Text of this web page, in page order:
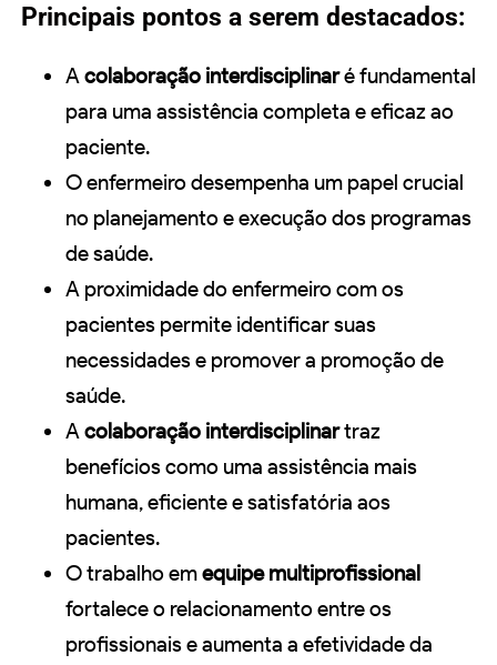
Principais pontos a serem destacados:
Acolaboração interdisciplinaré fundamental
para uma assistência completa e eficaz ao
paciente.
O enfermeiro desempenha um papel crucial
no planejamento e execução dos programas
de saúde.
A proximidade do enfermeiro com os
pacientes permite identificar suas
necessidades e promover a promoção de
saúde.
Acolaboração interdisciplinartraz
benefícios como uma assistência mais
humana, eficiente e satisfatória aos
pacientes.
O trabalho emequipe multiprofissional
fortalece o relacionamento entre os
profissionais e aumenta a efetividade da